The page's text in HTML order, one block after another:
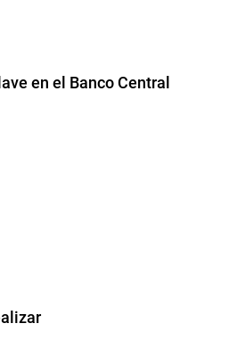
en el Banco Central